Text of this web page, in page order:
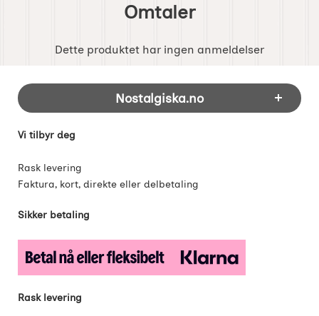
Omtaler
Dette produktet har ingen anmeldelser
Footer-innhold Blandet informasjon og
Nostalgiska.no
Vi tilbyr deg
Rask levering
Faktura, kort, direkte eller delbetaling
Sikker betaling
Rask levering